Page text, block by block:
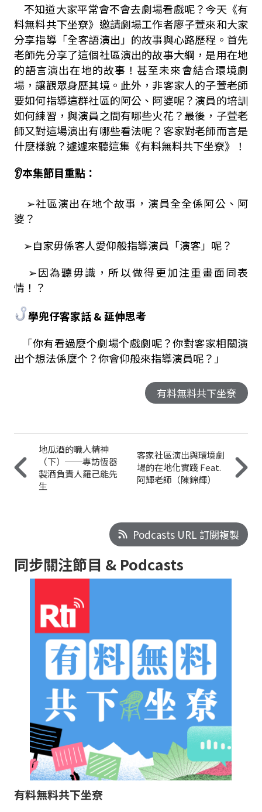
不知道大家平常會不會去劇場看戲呢？今天《有
料無料共下坐尞》邀請劇場工作者廖子萱來和大家
分享指導「全客語演出」的故事與心路歷程。首先
老師先分享了這個社區演出的故事大綱，是用在地
的語言演出在地的故事！甚至未來會結合環境劇
場，讓觀眾身歷其境。此外，非客家人的子萱老師
要如何指導這群社區的阿公、阿婆呢？演員的培訓
如何練習，與演員之間有哪些火花？最後，子萱老
師又對這場演出有哪些看法呢？客家對老師而言是
什麼樣貌？遽遽來聽這集《有料無料共下坐尞》！
👂本集節目重點：
➢社區演出在地个故事，演員全全係阿公、阿
婆？
➢自家毋係客人愛仰般指導演員「演客」呢？
➢因為聽毋識，所以做得更加注重畫面同表
情！？
學兜仔客家話 & 延伸思考
「你有看過麼个劇場个戲劇呢？你對客家相關演
出个想法係麼个？你會仰般來指導演員呢？」
有料無料共下坐尞
地瓜酒的職人精神
（下）──專訪恆器
製酒負責人羅己能先
生
客家社區演出與環境劇
場的在地化實踐 Feat.
阿輝老師（陳錦輝）
Podcasts URL 訂閱複製
同步關注節目 & Podcasts
有料無料共下坐尞